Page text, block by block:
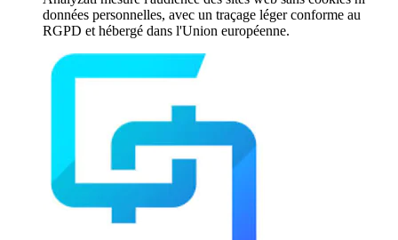
données personnelles, avec un traçage léger conforme au
RGPD et hébergé dans l'Union européenne.